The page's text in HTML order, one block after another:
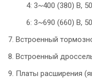
4: 3~400 (380) В,
6: 3~690 (660) В,
7. Встроенный
8. Встроенный
9. Платы расширения